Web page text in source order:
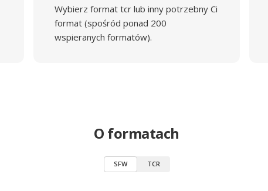
Wybierz format tcr lub inny potrzebny Ci
format (spośród ponad 200
wspieranych formatów).
O formatach
SFW TCR